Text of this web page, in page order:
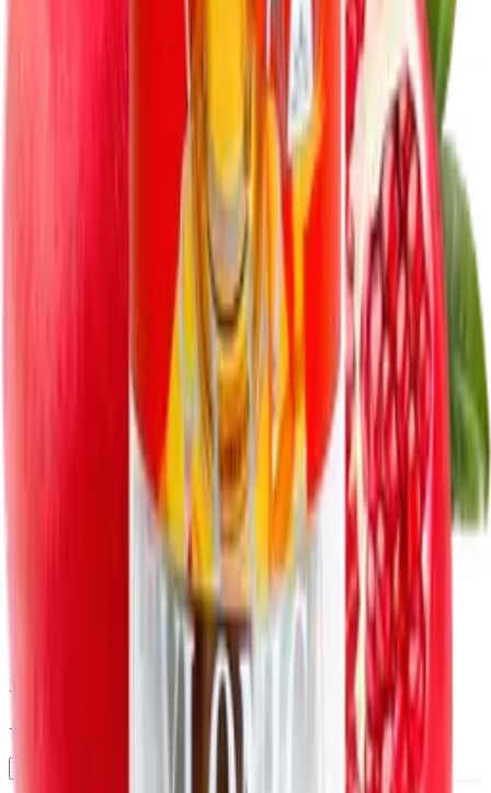
Масло из косточек граната Extra Virgin CEYLONICA ®,
2 900
+